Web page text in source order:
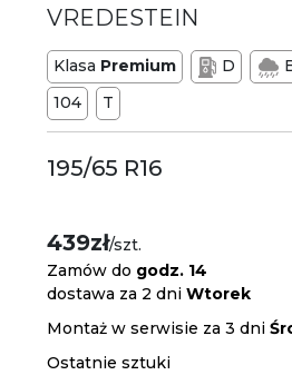
VREDESTEIN
Klasa Premium D
104
T
195/65 R16
439zł/szt.
Zamów do godz. 14
dostawa za 2 dniWtorek
Montaż w serwisie za 3 dni
Ostatnie sztuki